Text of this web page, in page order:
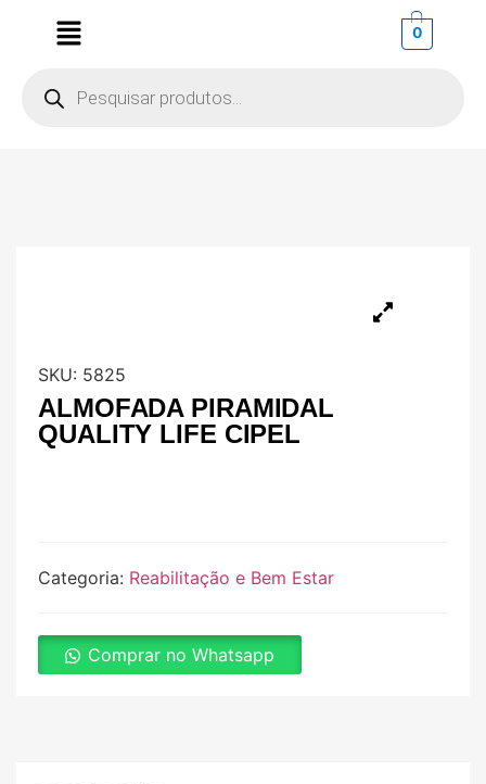
0
SKU: 5825
ALMOFADA PIRAMIDAL
QUALITY LIFE CIPEL
Categoria: Reabilitação e Bem Estar
Comprar no Whatsapp